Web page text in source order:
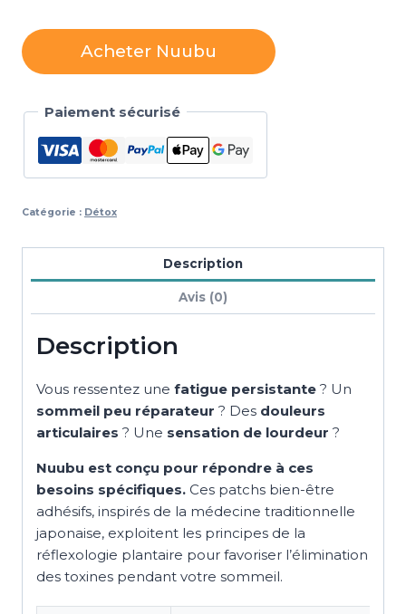
Acheter Nuubu
Paiement sécurisé
Catégorie : Détox
Description
Avis (0)
Description
Vous ressentez une fatigue persistante ? Un
sommeil peu réparateur ? Des douleurs
articulaires ? Une sensation de lourdeur ?
Nuubu est conçu pour répondre à ces
besoins spécifiques. Ces patchs bien-être
adhésifs, inspirés de la médecine traditionnelle
japonaise, exploitent les principes de la
réflexologie plantaire pour favoriser l’élimination
des toxines pendant votre sommeil.